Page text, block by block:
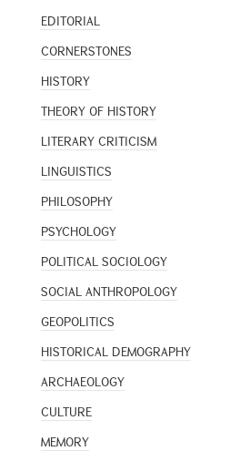
EDITORIAL
CORNERSTONES
HISTORY
THEORY OF HISTORY
LITERARY CRITICISM
LINGUISTICS
PHILOSOPHY
PSYCHOLOGY
POLITICAL SOCIOLOGY
SOCIAL ANTHROPOLOGY
GEOPOLITICS
HISTORICAL DEMOGRAPHY
ARCHAEOLOGY
CULTURE
MEMORY